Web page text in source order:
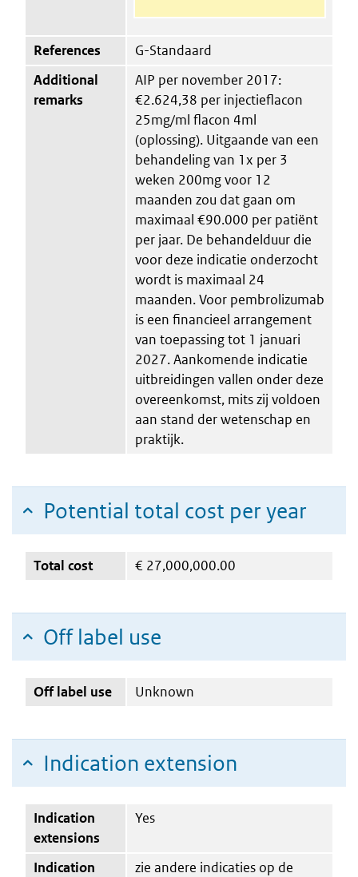
References
G-Standaard
Additional
remarks
AIP per november 2017:
€2.624,38 per injectieflacon
25mg/ml flacon 4ml
(oplossing). Uitgaande van een
behandeling van 1x per 3
weken 200mg voor 12
maanden zou dat gaan om
maximaal €90.000 per patiënt
per jaar. De behandelduur die
voor deze indicatie onderzocht
wordt is maximaal 24
maanden. Voor pembrolizumab
is een financieel arrangement
van toepassing tot 1 januari
2027. Aankomende indicatie
uitbreidingen vallen onder deze
overeenkomst, mits zij voldoen
aan stand der wetenschap en
praktijk.
Potential total cost per year
Total cost € 27,000,000.00
Off label use
Off label use Unknown
Indication extension
Indication
extensions
Yes
Indication
zie andere indicaties op de